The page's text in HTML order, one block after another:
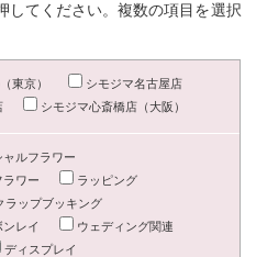
してください。複数の項目を選択
東京）
シモジマ名古屋店
シモジマ心斎橋店（大阪）
ルフラワー
ラワー
ラッピング
ラップブッキング
レイ
ウェディング関連
ディスプレイ